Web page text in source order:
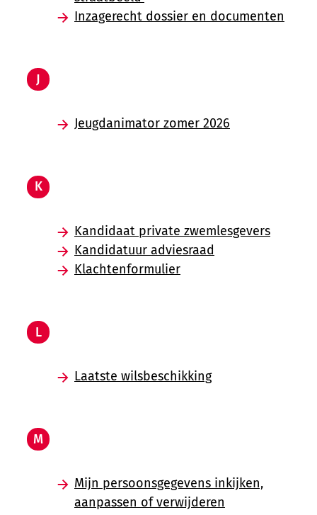
Inzagerecht dossier en documenten
J
Jeugdanimator zomer 2026
K
Kandidaat private zwemlesgevers
Kandidatuur adviesraad
Klachtenformulier
L
Laatste wilsbeschikking
M
Mijn persoonsgegevens inkijken,
aanpassen of verwijderen